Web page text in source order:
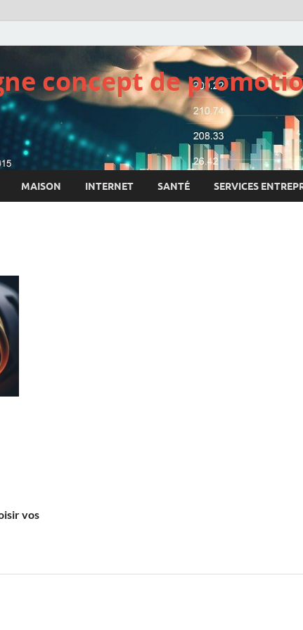
concept de
MAISON INTERNET SANTÉ SERVICES
vos